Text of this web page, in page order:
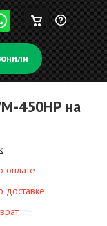
Задать
вопрос
Корзина
пуста
450HP на
оплате